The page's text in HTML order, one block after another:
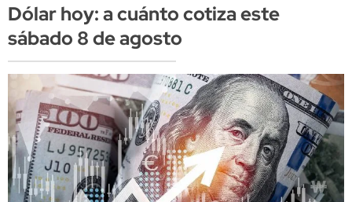
Dólar hoy: a cuánto cotiza este
sábado 8 de agosto